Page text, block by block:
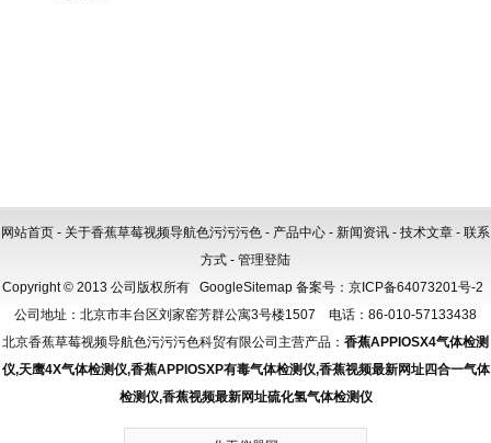
网站首页 - 关于香蕉草莓视频导航色污污污色 - 产品中心 - 新闻资讯 - 技术文章 - 联系
方式 - 管理登陆
Copyright © 2013 公司版权所有 GoogleSitemap备案号： 京ICP备64073201号-2
公司地址：北京市丰台区刘家窑芳群公寓3号楼1507 电话：86-010-57133438
北京香蕉草莓视频导航色污污污色科贸有限公司主营产品： 香蕉APPIOSX4气体检测
仪,天鹰4X气体检测仪,香蕉APPIOSXP有毒气体检测仪,香蕉视频最新网址四合一气体
检测仪,香蕉视频最新网址硫化氢气体检测仪